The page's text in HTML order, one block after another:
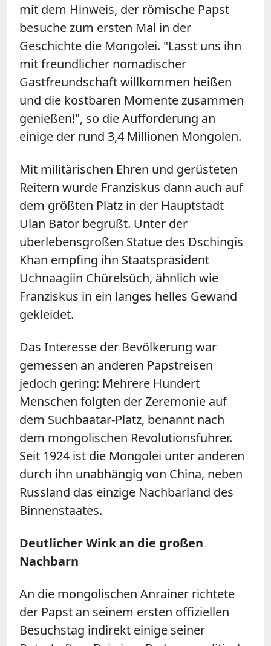
mit dem Hinweis, der römische Papst
besuche zum ersten Mal in der
Geschichte die Mongolei. "Lasst uns ihn
mit freundlicher nomadischer
Gastfreundschaft willkommen heißen
und die kostbaren Momente zusammen
genießen!", so die Aufforderung an
einige der rund 3,4 Millionen Mongolen.
Mit militärischen Ehren und gerüsteten
Reitern wurde Franziskus dann auch auf
dem größten Platz in der Hauptstadt
Ulan Bator begrüßt. Unter der
überlebensgroßen Statue des Dschingis
Khan empfing ihn Staatspräsident
Uchnaagiin Chürelsüch, ähnlich wie
Franziskus in ein langes helles Gewand
gekleidet.
Das Interesse der Bevölkerung war
gemessen an anderen Papstreisen
jedoch gering: Mehrere Hundert
Menschen folgten der Zeremonie auf
dem Süchbaatar-Platz, benannt nach
dem mongolischen Revolutionsführer.
Seit 1924 ist die Mongolei unter anderen
durch ihn unabhängig von China, neben
Russland das einzige Nachbarland des
Binnenstaates.
Deutlicher Wink an die großen
Nachbarn
An die mongolischen Anrainer richtete
der Papst an seinem ersten offiziellen
Besuchstag indirekt einige seiner